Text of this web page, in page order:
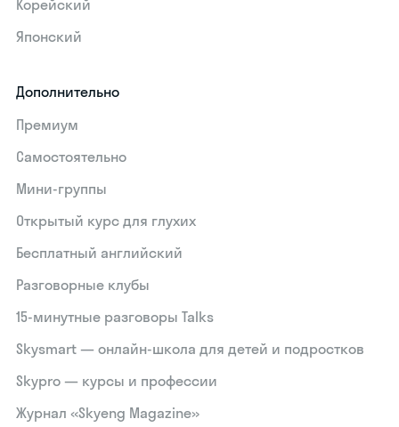
Корейский
Японский
Дополнительно
Премиум
Самостоятельно
Мини-группы
Открытый курс для глухих
Бесплатный английский
Разговорные клубы
15‑минутные разговоры Talks
Skysmart — онлайн-школа для детей и подростков
Skypro — курсы и профессии
Журнал «Skyeng Magazine»